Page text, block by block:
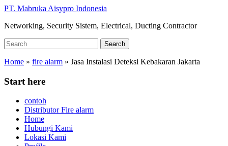
Skip
main
PT. Mabruka Aisypro Indonesia
Networking, Security Sistem, Electrical, Ducting Contractor
Search
for:
Search
Home » fire alarm » Jasa Instalasi Deteksi Kebakaran Jakarta
Start here
contoh
Distributor Fire alarm
Home
Hubungi Kami
Lokasi Kami